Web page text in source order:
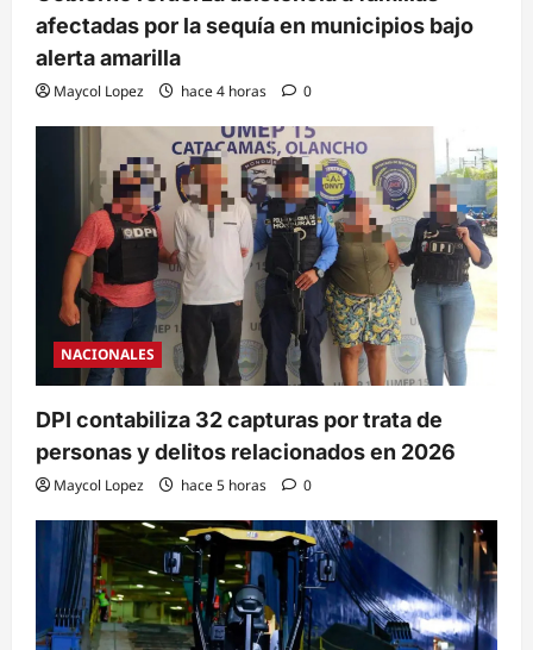
afectadas por la sequía en municipios bajo
alerta amarilla
Maycol Lopez hace 4 horas 0
NACIONALES
DPI contabiliza 32 capturas por trata de
personas y delitos relacionados en 2026
Maycol Lopez hace 5 horas 0